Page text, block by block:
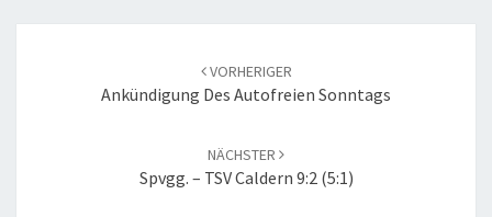
VORHERIGER
Ankündigung Des Autofreien Sonntags
NÄCHSTER
Spvgg. – TSV Caldern 9:2 (5:1)